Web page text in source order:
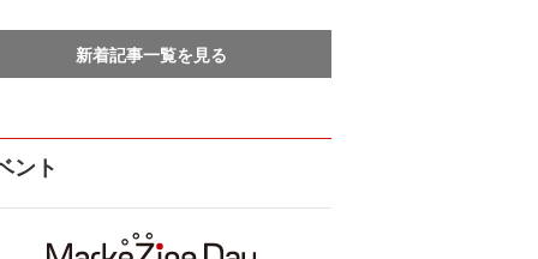
新着記事一覧を見る
ント